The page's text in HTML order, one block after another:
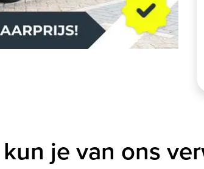
je van ons